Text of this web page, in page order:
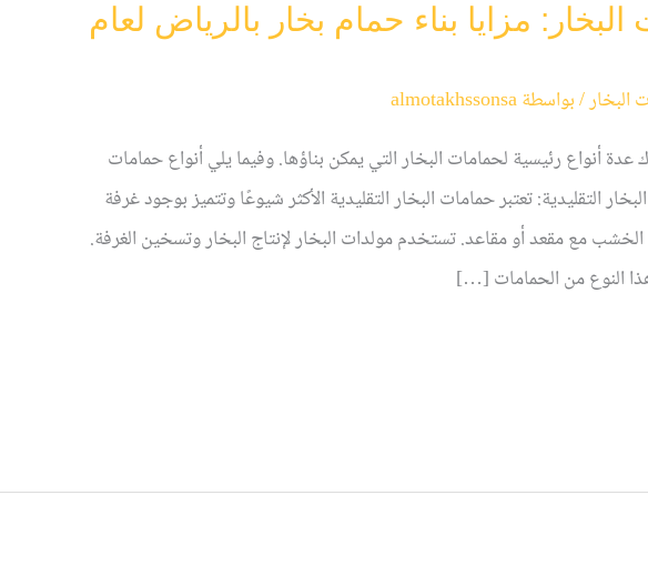
البخار: مزايا بناء حمام بخار بالرياض لعام
البخار/ بواسطةalmotakhssonsa
عدة أنواع رئيسية لحمامات البخار التي يمكن بناؤها. وفيما يلي أنواع حمامات
التقليدية: تعتبر حمامات البخار التقليدية الأكثر شيوعًا وتتميز بوجود غرفة
الخشب مع مقعد أو مقاعد. تستخدم مولدات البخار لإنتاج البخار وتسخين الغرفة.
النوع من الحمامات […]